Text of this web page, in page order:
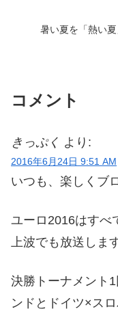
暑い夏を「熱い
コメント
きっぷく より:
2016年6月24日 9:51 AM
いつも、楽しくブ
ユーロ2016はすべ
上波でも放送しま
決勝トーナメント
ンドとドイツ×スロ